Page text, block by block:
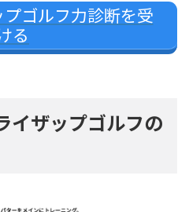
プゴルフ力診断を受
る
イザップゴルフの